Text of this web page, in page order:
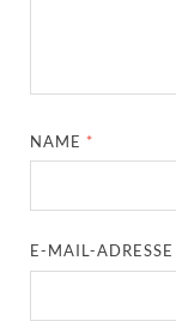
NAME *
E-MAIL-ADRESSE